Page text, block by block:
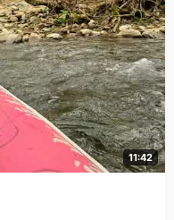
11:42